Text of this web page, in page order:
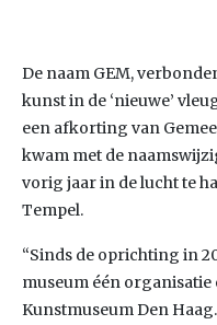
De naam GEM,
kunst in de ‘nieuwe’
een afkorting van
kwam met de
vorig jaar in de lucht te
Tempel.
“Sinds de oprichting in
museum één organisatie
Kunstmuseum Den